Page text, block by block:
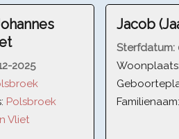
2025
Polsbroek
Vliet
Jacob
Sterfdatum:
Woonplaats:
Familienaam: